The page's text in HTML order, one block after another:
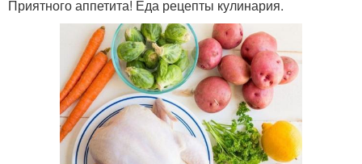
Приятного аппетита! Еда рецепты кулинария.